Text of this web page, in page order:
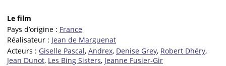
Le film
Pays d’origine : France
Réalisateur : Jean de Marguenat
Acteurs : Giselle Pascal, Andrex, Denise Grey, Robert Dhéry,
Jean Dunot, Les Bing Sisters, Jeanne Fusier-Gir